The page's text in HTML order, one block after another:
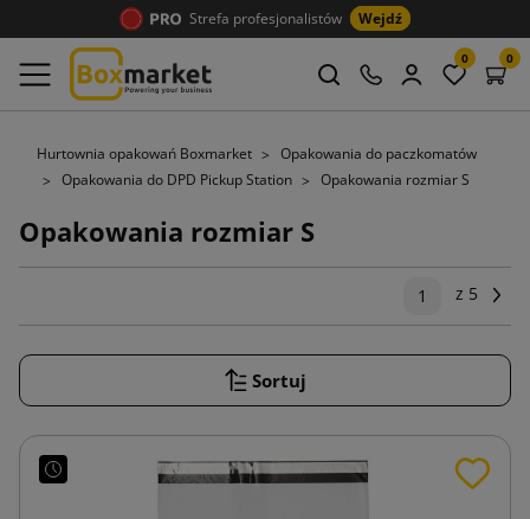
Strefa profesjonalistów Wejdź
0 0
Hurtownia opakowań Boxmarket
Opakowania do paczkomatów
Opakowania do DPD Pickup Station
Opakowania rozmiar S
Opakowania rozmiar S
1 z 5
Sortuj